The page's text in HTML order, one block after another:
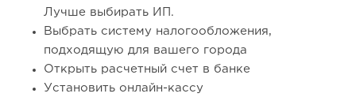
Лучше выбирать ИП.
Выбрать систему налогообложения,
подходящую для вашего города
Открыть расчетный счет в банке
Установить онлайн-кассу